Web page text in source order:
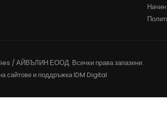
/ АЙВЪЛИН ЕООД. Всички права запазени.
сайтове и поддръжкаIDM Digital